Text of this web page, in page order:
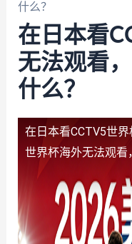
什么？
在日本看
无法观看
什么？
在日本看CCTV5世
世界杯海外无法观看